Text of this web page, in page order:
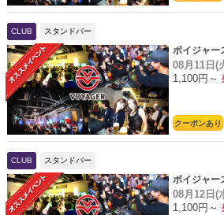
CLUB スタンドバー
ボイジャー
08月11日(
1,100円～
クーポンあり
CLUB スタンドバー
ボイジャー
08月12日(
1,100円～